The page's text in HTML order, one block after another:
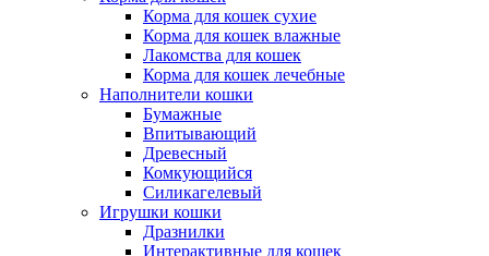
Корма для кошек сухие
Корма для кошек влажные
Лакомства для кошек
Корма для кошек лечебные
Наполнители кошки
Бумажные
Впитывающий
Древесный
Комкующийся
Силикагелевый
Игрушки кошки
Дразнилки
Интерактивные для кошек